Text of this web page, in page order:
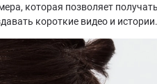
которая позволяет
короткие видео и истории.